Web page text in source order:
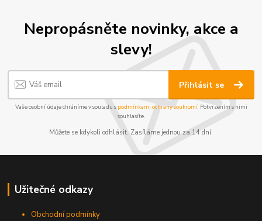
Nepropásněte novinky, akce a
slevy!
Přihlásit se
Vaše osobní údaje chráníme v souladu s podmínkami ochrany soukromí. Potvrzením s nimi
souhlasíte.
Můžete se kdykoli odhlásit. Zasíláme jednou za 14 dní.
Užitečné odkazy
Obchodní podmínky